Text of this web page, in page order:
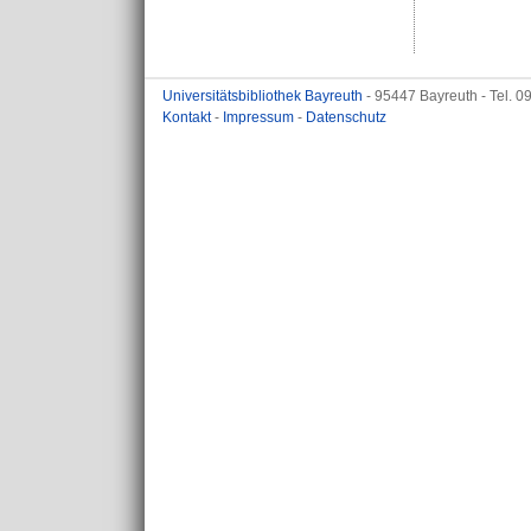
Universitätsbibliothek Bayreuth - 95447 Bayreuth - Tel.
Kontakt- Impressum - Datenschutz